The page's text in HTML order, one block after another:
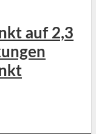
auf 2,3